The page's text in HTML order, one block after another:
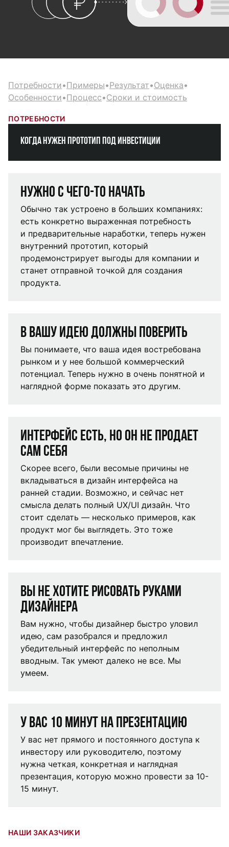
Потребности•Примеры•Результат•Оценка•
Особенности•Процесс•Сроки и стоимость
ПОТРЕБНОСТИ
Когда нужен прототип под инвестиции
Нужно с чего-то начать
Обычно так устроено в больших компаниях:
есть конкретно выраженная потребность
и предварительные наработки, теперь нужен
внутренний прототип, который
продемонстрирует выгоды для компании и
станет отправной точкой для создания
продукта.
В вашу идею должны поверить
Вы понимаете, что ваша идея востребована
рынком и у нее большой коммерческий
потенциал. Теперь нужно в очень понятной и
наглядной форме показать это другим.
Интерфейс есть, но он не продает
сам себя
Скорее всего, были весомые причины не
вкладываться в дизайн интерфейса на
ранней стадии. Возможно, и сейчас нет
смысла делать полный UX/UI дизайн. Что
стоит сделать — несколько примеров, как
продукт мог бы выглядеть. Это тоже
производит впечатление.
Вы не хотите рисовать руками
дизайнера
Вам нужно, чтобы дизайнер быстро уловил
идею, сам разобрался и предложил
убедительный интерфейс по неполным
вводным. Так умеют далеко не все. Мы
умеем.
У вас 10 минут на презентацию
У вас нет прямого и постоянного доступа к
инвестору или руководителю, поэтому
нужна четкая, конкретная и наглядная
презентация, которую можно провести за 10-
15 минут.
НАШИ ЗАКАЗЧИКИ